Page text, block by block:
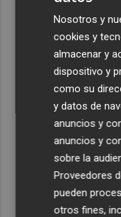
Nosotros y
cookies y
almacenar y
dispositivo y
como su
y datos de
anuncios y
anuncios y
sobre la
Proveedores
pueden
otros fines,